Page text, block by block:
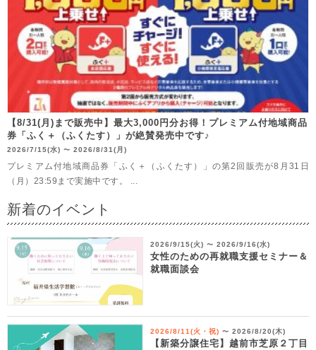
【8/31(月)まで販売中】最大3,000円分お得！プレミアム付地域商品
券「ふく＋（ふくたす）」が絶賛発売中です♪
2026/7/15(水) 〜 2026/8/31(月)
プレミアム付地域商品券「ふく＋（ふくたす）」の第2回販売が8月31日
（月）23:59まで実施中です。 ...
新着のイベント
2026/9/15(火) 〜 2026/9/16(水)
女性のための再就職支援セミナー＆
就職面談会
2026/8/11(火・祝) 〜 2026/8/20(木)
【新築分譲住宅】越前市芝原２丁目